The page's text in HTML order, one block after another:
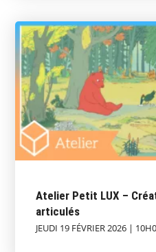
Atelier Petit LUX –
articulés
JEUDI 19 FÉVRIER 2026 |